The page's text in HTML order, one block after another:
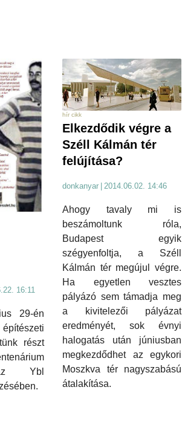
16:11
29-én
részt
Ybl
hír cikk
Elkezdődik végre a
Széll Kálmán tér
felújítása?
donkanyar 2014.06.02. 14:46
Ahogy tavaly mi is
beszámoltunk róla,
Budapest egyik
szégyenfoltja, a Széll
Kálmán tér megújul végre.
Ha egyetlen vesztes
pályázó sem támadja meg
a kivitelezői pályázat
eredményét, sok évnyi
halogatás után júniusban
megkezdődhet az egykori
Moszkva tér nagyszabású
átalakítása.